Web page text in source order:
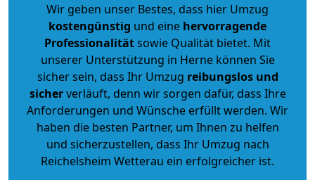
Wir geben unser Bestes, dass hier Umzug
kostengünstig und eine hervorragende
Professionalitätsowie Qualität bietet. Mit
unserer Unterstützung in Herne können Sie
sicher sein, dass Ihr Umzug reibungslos und
sicherverläuft, denn wir sorgen dafür, dass Ihre
Anforderungen und Wünsche erfüllt werden. Wir
haben die besten Partner, um Ihnen zu helfen
und sicherzustellen, dass Ihr Umzug nach
Reichelsheim Wetterau ein erfolgreicher ist.